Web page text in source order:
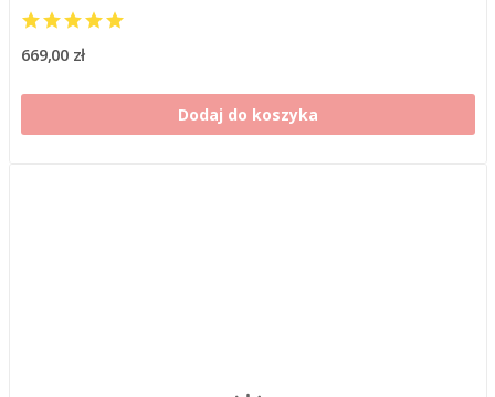
669,00 zł
Dodaj do koszyka